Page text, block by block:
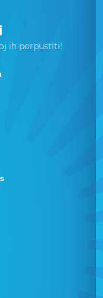
ih porpustiti!